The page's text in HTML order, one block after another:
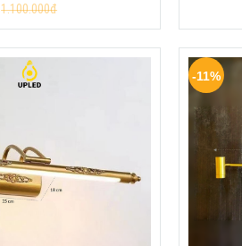
1.100.000đ
-11%